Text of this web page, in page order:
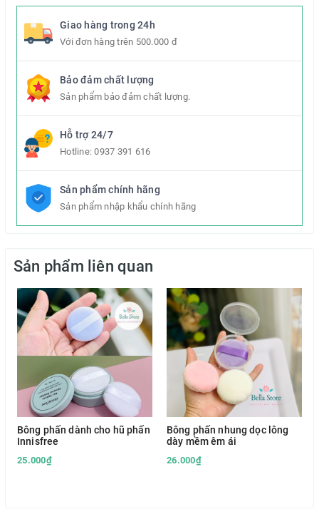
Mút có nhiều màu để lựa chọn.
Giao hàng trong 24h
Với đơn hàng trên 500.000 đ
Bảo đảm chất lượng
Sản phẩm bảo đảm chất lượng.
Hỗ trợ 24/7
Hotline:0937 391 616
Sản phẩm chính hãng
Sản phẩm nhập khẩu chính hãng
Sản phẩm liên quan
Bông phấn dành cho hũ phấn
Innisfree
25.000₫
Bông phấn nhung dọc lông
dày mềm êm ái
26.000₫